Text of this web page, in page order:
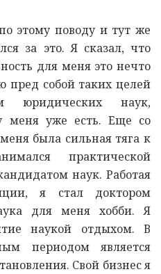
этому поводу и тут же
за это. Я сказал, что
для меня это нечто
пред собой таких целей
юридических наук,
меня уже есть. Еще со
была сильная тяга к
практической
наук. Работая
я стал доктором
для меня хобби. Я
наукой отдыхом. В
периодом является
Свой бизнес я